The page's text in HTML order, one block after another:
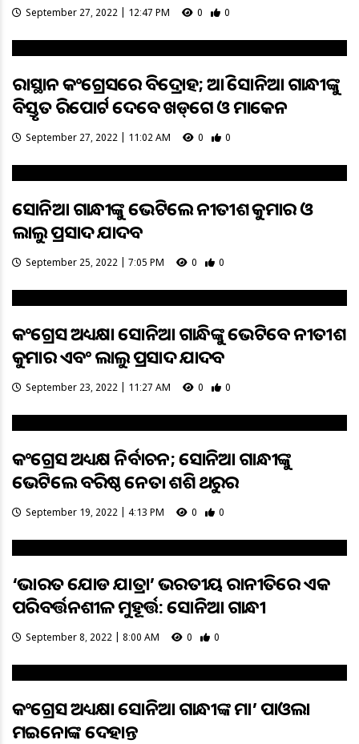
September 27, 2022 | 12:47 PM 0 0
ରାଜସ୍ଥାନ କଂଗ୍ରେସରେ ବିଦ୍ରୋହ; ଆଜି ସୋନିଆ ଗାନ୍ଧୀଙ୍କୁ
ବିସ୍ତୃତ ରିପୋର୍ଟ ଦେବେ ଖଡ୍‌ଗେ ଓ ମାକେନ
September 27, 2022 | 11:02 AM 0 0
ସୋନିଆ ଗାନ୍ଧୀଙ୍କୁ ଭେଟିଲେ ନୀତୀଶ କୁମାର ଓ
ଲାଲୁ ପ୍ରସାଦ ଯାଦବ
September 25, 2022 | 7:05 PM 0 0
କଂଗ୍ରେସ ଅଧ୍ୟକ୍ଷା ସୋନିଆ ଗାନ୍ଧିଙ୍କୁ ଭେଟିବେ ନୀତୀଶ
କୁମାର ଏବଂ ଲାଲୁ ପ୍ରସାଦ ଯାଦବ
September 23, 2022 | 11:27 AM 0 0
କଂଗ୍ରେସ ଅଧ୍ୟକ୍ଷ ନିର୍ବାଚନ; ସୋନିଆ ଗାନ୍ଧୀଙ୍କୁ
ଭେଟିଲେ ବରିଷ୍ଠ ନେତା ଶଶି ଥରୁର
September 19, 2022 | 4:13 PM 0 0
‘ଭାରତ ଯୋଡ ଯାତ୍ରା’ ଭରତୀୟ ରାଜନୀତିରେ ଏକ
ପରିବର୍ତ୍ତନଶୀଳ ମୁହୂର୍ତ୍ତ: ସୋନିଆ ଗାନ୍ଧୀ
September 8, 2022 | 8:00 AM 0 0
କଂଗ୍ରେସ ଅଧ୍ୟକ୍ଷା ସୋନିଆ ଗାନ୍ଧୀଙ୍କ ମା’ ପାଓଲା
ମଇନୋଙ୍କ ଦେହାନ୍ତ